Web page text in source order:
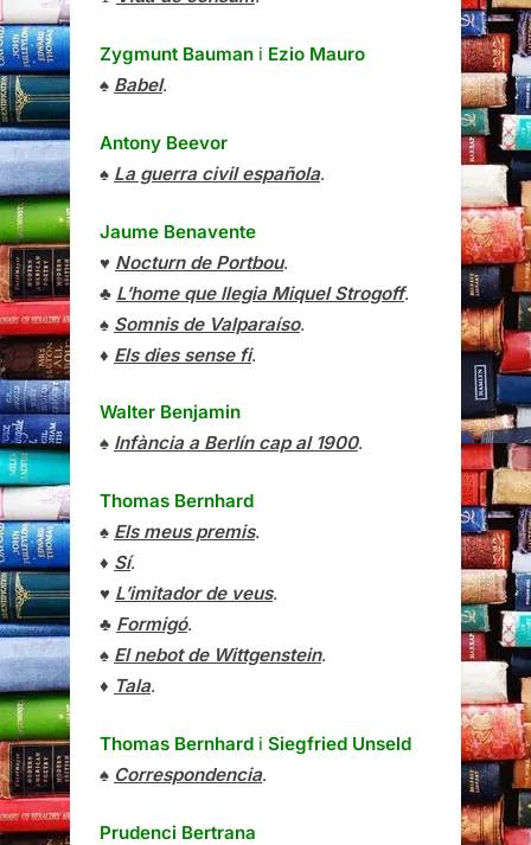
Zygmunt Bauman i Ezio Mauro
♠ Babel.
Antony Beevor
♠ La guerra civil española.
Jaume Benavente
♥ Nocturn de Portbou.
♣ L’home que llegia Miquel Strogoff.
♠ Somnis de Valparaíso.
♦ Els dies sense fi.
Walter Benjamin
♠ Infància a Berlín cap al 1900.
Thomas Bernhard
♠ Els meus premis.
♦ Sí.
♥ L’imitador de veus.
♣ Formigó.
♠ El nebot de Wittgenstein.
♦ Tala.
Thomas Bernhard i Siegfried Unseld
♠ Correspondencia.
Prudenci Bertrana